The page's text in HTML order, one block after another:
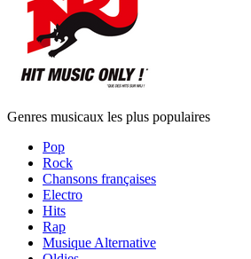
Genres musicaux les plus populaires
Pop
Rock
Chansons françaises
Electro
Hits
Rap
Musique Alternative